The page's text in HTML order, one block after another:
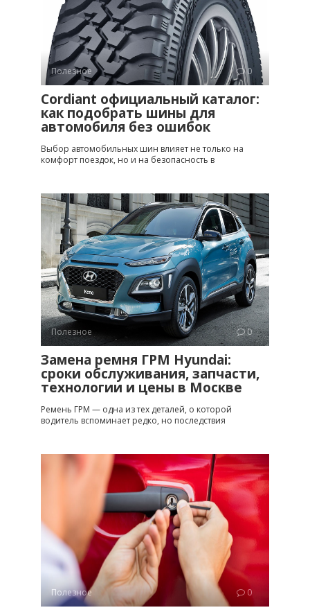
Полезное 0
Cordiant официальный каталог:
как подобрать шины для
автомобиля без ошибок
Выбор автомобильных шин влияет не только на
комфорт поездок, но и на безопасность в
Полезное 0
Замена ремня ГРМ Hyundai:
сроки обслуживания, запчасти,
технологии и цены в Москве
Ремень ГРМ — одна из тех деталей, о которой
водитель вспоминает редко, но последствия
Полезное 0